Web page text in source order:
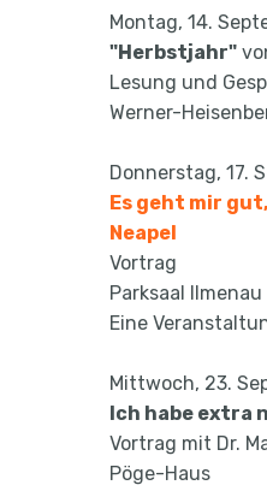
Montag, 14.
"Herbstjahr"
Lesung und
Werner-
Donnerstag, 17.
Es geht mir
Neapel
Vortrag
Parksaal Ilmenau
Eine
Mittwoch, 23.
Ich habe extra
Vortrag mit Dr.
Pöge-Haus